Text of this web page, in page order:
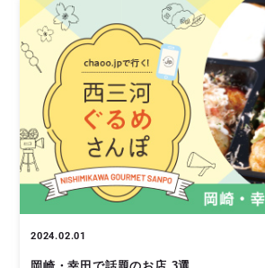
2024.02.01